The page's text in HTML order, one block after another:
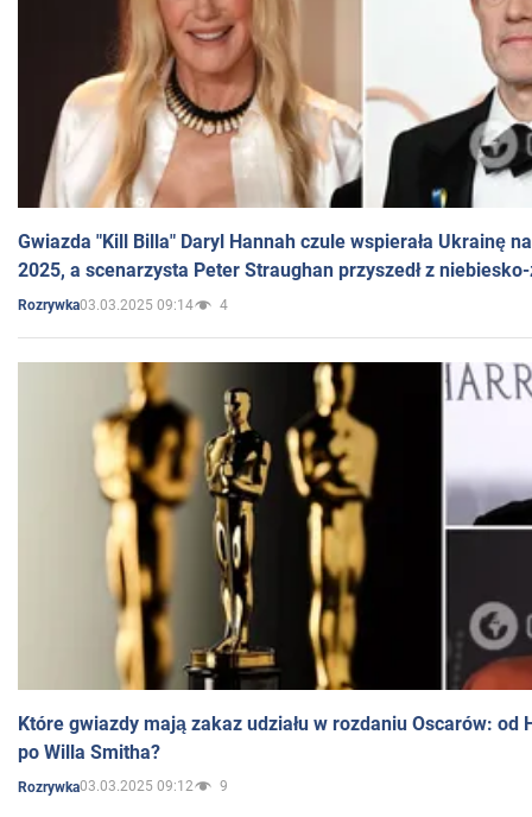
Gwiazda "Kill Billa" Daryl Hannah czule wspierała Ukrainę
2025, a scenarzysta Peter Straughan przyszedł z
Rozrywka03.03.2025 09:14 4
Które gwiazdy mają zakaz udziału w rozdaniu Oscarów: od
po Willa Smitha?
Rozrywka03.03.2025 09:12 9